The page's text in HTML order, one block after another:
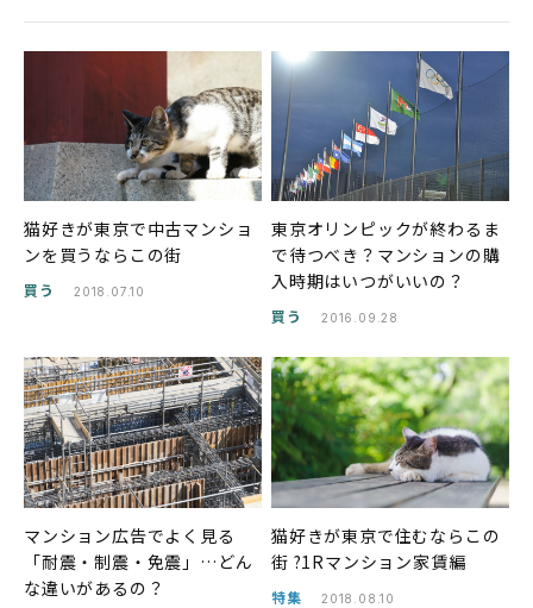
猫好きが東京で中古マンショ
ンを買うならこの街
買う 2018.07.10
東京オリンピックが終わるま
で待つべき？マンションの購
入時期はいつがいいの？
買う 2016.09.28
マンション広告でよく見る
「耐震・制震・免震」…どん
な違いがあるの？
猫好きが東京で住むならこの
街 ?1Rマンション家賃編
特集 2018.08.10